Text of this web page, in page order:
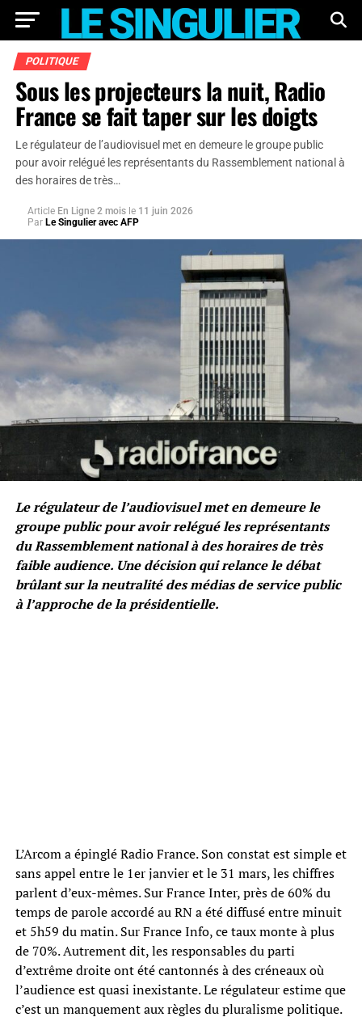
POLITIQUE
Sous les projecteurs la nuit, Radio
France se fait taper sur les doigts
Le régulateur de l’audiovisuel met en demeure le groupe public
pour avoir relégué les représentants du Rassemblement national à
des horaires de très…
Article En Ligne 2 mois le 11 juin 2026
Par Le Singulier avec AFP
Le régulateur de l’audiovisuel met en demeure le
groupe public pour avoir relégué les représentants
du Rassemblement national à des horaires de très
faible audience. Une décision qui relance le débat
brûlant sur la neutralité des médias de service public
à l’approche de la présidentielle.
L’Arcom a épinglé Radio France. Son constat est simple et
sans appel entre le 1er janvier et le 31 mars, les chiffres
parlent d’eux-mêmes. Sur France Inter, près de 60% du
temps de parole accordé au RN a été diffusé entre minuit
et 5h59 du matin. Sur France Info, ce taux monte à plus
de 70%. Autrement dit, les responsables du parti
d’extrême droite ont été cantonnés à des créneaux où
l’audience est quasi inexistante. Le régulateur estime que
c’est un manquement aux règles du pluralisme politique.